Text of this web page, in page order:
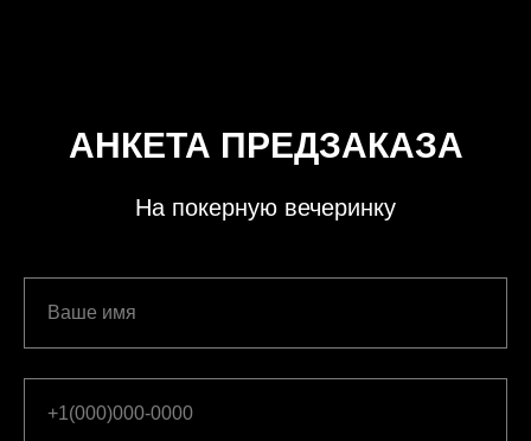
АНКЕТА ПРЕДЗАКАЗА
На покерную вечеринку
Ваше имя
+1(000)000-0000